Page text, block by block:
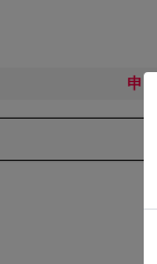
申